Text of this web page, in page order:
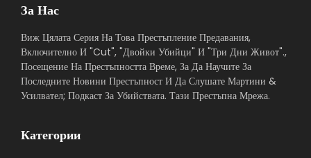
За Нас
Виж Цялата Серия На Това Престъпление Предавания,
Включително И "Cut", "Двойки Убийци" И "Три Дни Живот".,
Посещение На Престъпността Време, За Да Научите За
Последните Новини Престъпност И Да Слушате Мартини &
Усилвател; Подкаст За Убийствата. Тази Престъпна Мрежа.
Категории